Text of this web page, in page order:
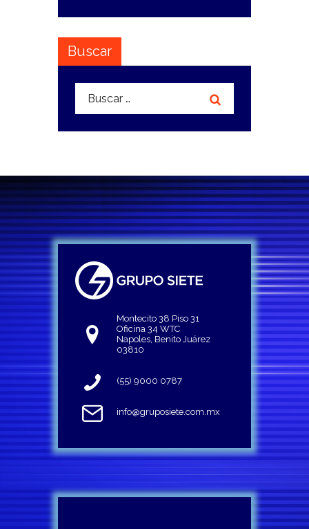
Buscar
Buscar:
Montecito 38 Piso 31
Oficina 34 WTC
Napoles, Benito Juárez
03810
(55) 9000 0787
info@gruposiete.com.mx